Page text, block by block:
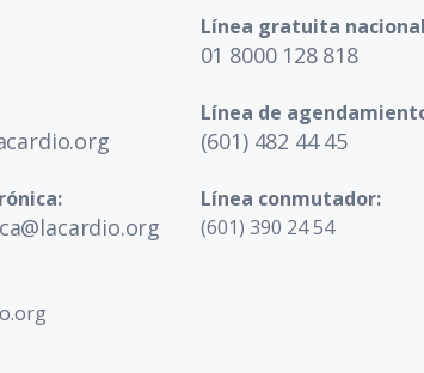
Línea gratuita
01 8000 128 818
Línea de
(601) 482 44 45
Línea conmutador:
(601) 390 24 54